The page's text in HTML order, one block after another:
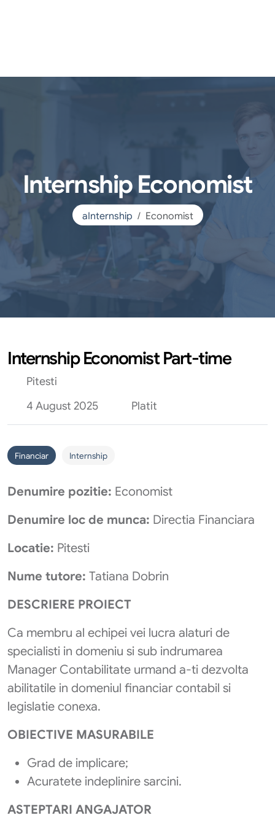
Internship Economist
aInternship Economist
Internship Economist Part-time
Pitesti
4 August 2025
Platit
Financiar Internship
Denumire pozitie: Economist
Denumire loc de munca: Directia Financiara
Locatie: Pitesti
Nume tutore: Tatiana Dobrin
DESCRIERE PROIECT
Ca membru al echipei vei lucra alaturi de
specialisti in domeniu si sub indrumarea
Manager Contabilitate urmand a-ti dezvolta
abilitatile in domeniul financiar contabil si
legislatie conexa.
OBIECTIVE MASURABILE
Grad de implicare;
Acuratete indeplinire sarcini.
ASTEPTARI ANGAJATOR